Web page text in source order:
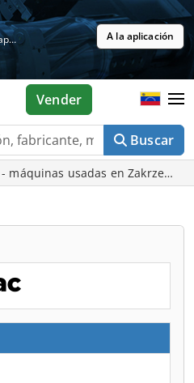
Gratis en la tienda de aplicaciones A la aplicación
Buscar
Vender
máquinas usadas en Zakrzewo